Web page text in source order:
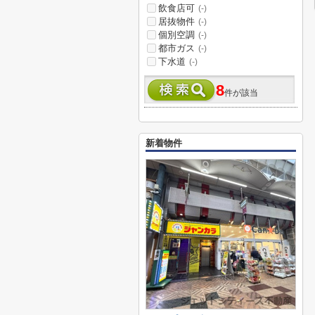
飲食店可 (-)
居抜物件 (-)
個別空調 (-)
都市ガス (-)
下水道 (-)
8件が該当
新着物件